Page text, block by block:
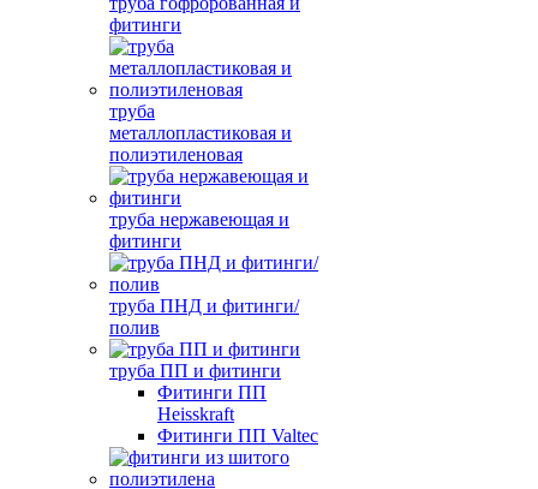
фитинги
труба
металлопластиковая и
полиэтиленовая
труба нержавеющая и
фитинги
труба ПНД и фитинги/
полив
труба ПП и фитинги
Фитинги ПП
Heisskraft
Фитинги ПП Valtec